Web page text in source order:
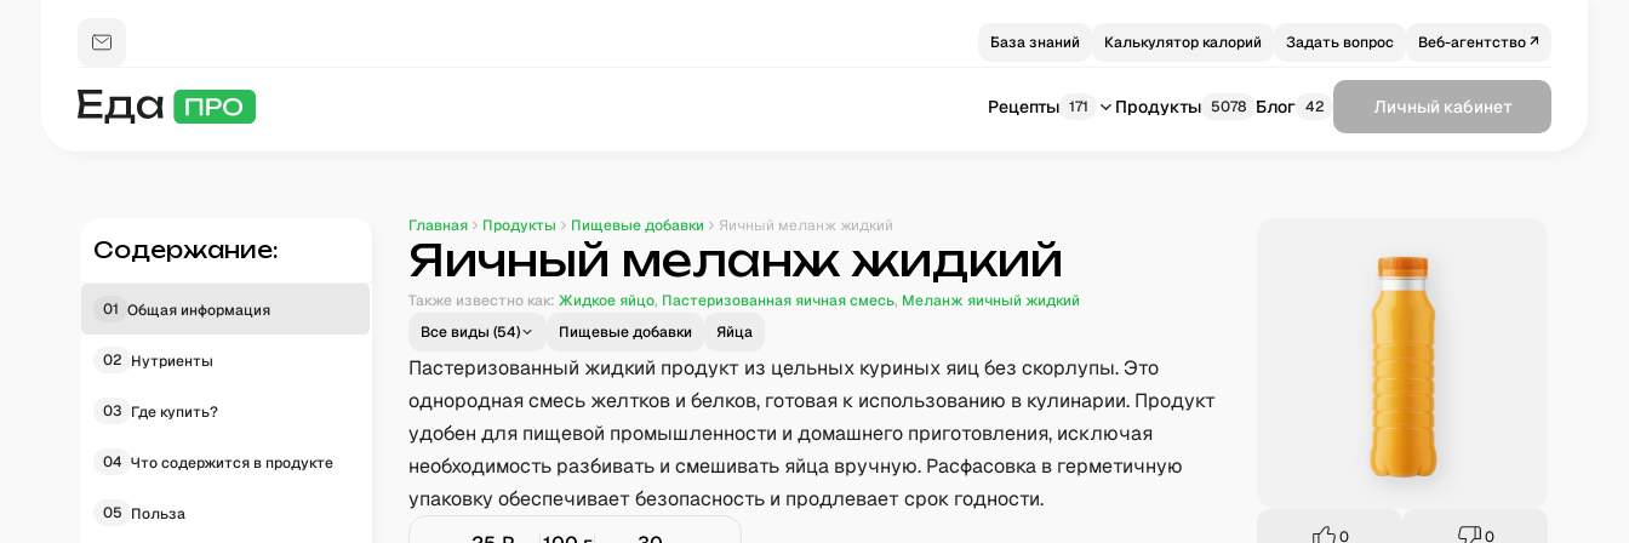
База знаний Калькулятор калорий Задать вопрос Веб-агентство ↗
Рецепты 171 Продукты 5078 Блог 42 Личный кабинет
Содержание:
01 Общая информация
02 Нутриенты
03 Где купить?
04 Что содержится в продукте
05 Польза
Главная Продукты Пищевые добавки Яичный меланж жидкий
Яичный меланж жидкий
Также известно как: Жидкое яйцо, Пастеризованная яичная смесь, Меланж яичный жидкий
Все виды (54) Пищевые добавки Яйца
Пастеризованный жидкий продукт из цельных куриных яиц без скорлупы. Это
однородная смесь желтков и белков, готовая к использованию в кулинарии. Продукт
удобен для пищевой промышленности и домашнего приготовления, исключая
необходимость разбивать и смешивать яйца вручную. Расфасовка в герметичную
упаковку обеспечивает безопасность и продлевает срок годности.
0 0